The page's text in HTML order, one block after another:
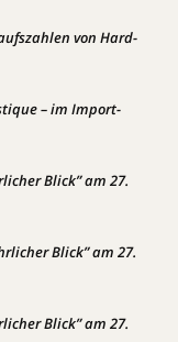
von Hard-
– im Import-
Blick” am 27.
Blick” am 27.
Blick” am 27.